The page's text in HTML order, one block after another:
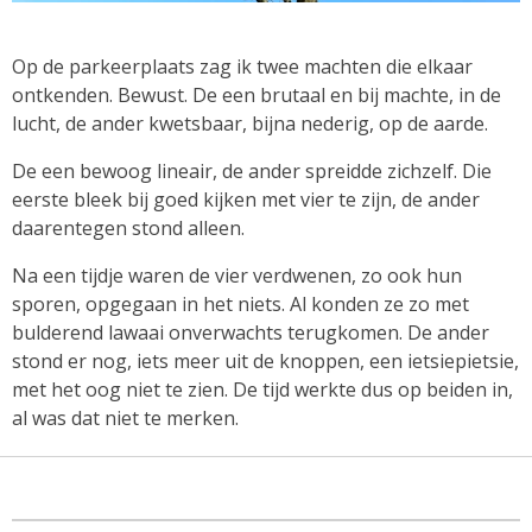
Op de parkeerplaats zag ik twee machten die elkaar
ontkenden. Bewust. De een brutaal en bij machte, in de
lucht, de ander kwetsbaar, bijna nederig, op de aarde.
De een bewoog lineair, de ander spreidde zichzelf. Die
eerste bleek bij goed kijken met vier te zijn, de ander
daarentegen stond alleen.
Na een tijdje waren de vier verdwenen, zo ook hun
sporen, opgegaan in het niets. Al konden ze zo met
bulderend lawaai onverwachts terugkomen. De ander
stond er nog, iets meer uit de knoppen, een ietsiepietsie,
met het oog niet te zien. De tijd werkte dus op beiden in,
al was dat niet te merken.